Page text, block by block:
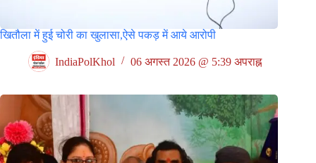
खितौला में हुई चोरी का खुलासा,ऐसे पकड़ में आये आरोपी
IndiaPolKhol 06 अगस्त 2026 @ 5:39 अपराह्न